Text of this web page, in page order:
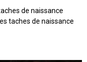
de naissance
taches de naissance